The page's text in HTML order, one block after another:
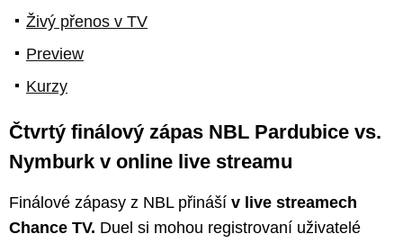
Živý přenos v TV
Preview
Kurzy
Čtvrtý finálový zápas NBL Pardubice vs.
Nymburk v online live streamu
Finálové zápasy z NBL přináší v live streamech
Chance TV. Duel si mohou registrovaní uživatelé